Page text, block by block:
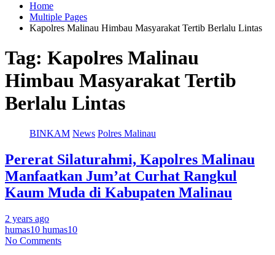
Home
Multiple Pages
Kapolres Malinau Himbau Masyarakat Tertib Berlalu Lintas
Tag: Kapolres Malinau
Himbau Masyarakat Tertib
Berlalu Lintas
BINKAM News Polres Malinau
Pererat Silaturahmi, Kapolres Malinau
Manfaatkan Jum’at Curhat Rangkul
Kaum Muda di Kabupaten Malinau
2 years ago
humas10 humas10
No Comments